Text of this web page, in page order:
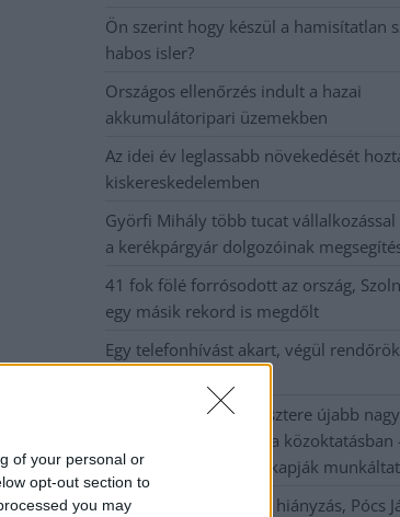
of your personal or
opt-out section to
you may
Ön szerint hogy készül a hamisítatlan
habos isler?
Országos ellenőrzés indult a hazai
akkumulátoripari üzemekben
Az idei év leglassabb növekedését
kiskereskedelemben
Györfi Mihály több tucat vállalkozással
a kerékpárgyár dolgozóinak
41 fok fölé forrósodott az ország,
egy másik rekord is megdőlt
Egy telefonhívást akart, végül
A Tisza kormány minisztere újabb nagy
változásokról döntött a közoktatásban
iskolaigazgatók visszakapják
Sok volt az igazolatlan hiányzás, Pócs